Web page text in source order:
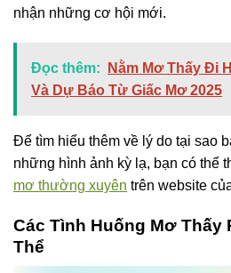
nhận những cơ hội mới.
Đọc thêm:
Nằm Mơ Thấy Đi
Và Dự Báo Từ Giấc Mơ 2025
Để tìm hiểu thêm về lý do tại sao
những hình ảnh kỳ lạ, bạn có thể
mơ thường xuyên trên website
Các Tình Huống Mơ Thấy
Thể